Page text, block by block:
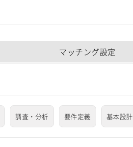
マッチング設定
調査・分析 要件定義 基本設計